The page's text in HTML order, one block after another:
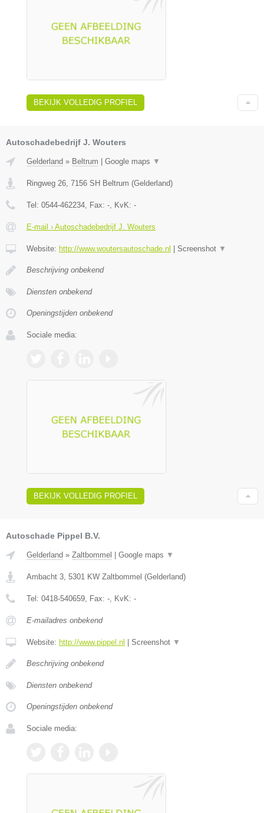
BEKIJK VOLLEDIG PROFIEL
Autoschadebedrijf J. Wouters
Gelderland » Beltrum Google maps ▼
Ringweg 26 7156 SH Beltrum (Gelderland)
Tel: 0544-462234 , Fax: - , KvK: -
E-mail › Autoschadebedrijf J. Wouters
Website: http://www.woutersautoschade.nl Screenshot ▼
Beschrijving onbekend
Diensten onbekend
Openingstijden onbekend
Sociale media:
BEKIJK VOLLEDIG PROFIEL
Autoschade Pippel B.V.
Gelderland » Zaltbommel | Google maps ▼
Ambacht 3 5301 KW Zaltbommel (Gelderland)
Tel: 0418-540659 , Fax: - , KvK: -
E-mailadres onbekend
Website: http://www.pippel.nl | Screenshot ▼
Beschrijving onbekend
Diensten onbekend
Openingstijden onbekend
Sociale media: